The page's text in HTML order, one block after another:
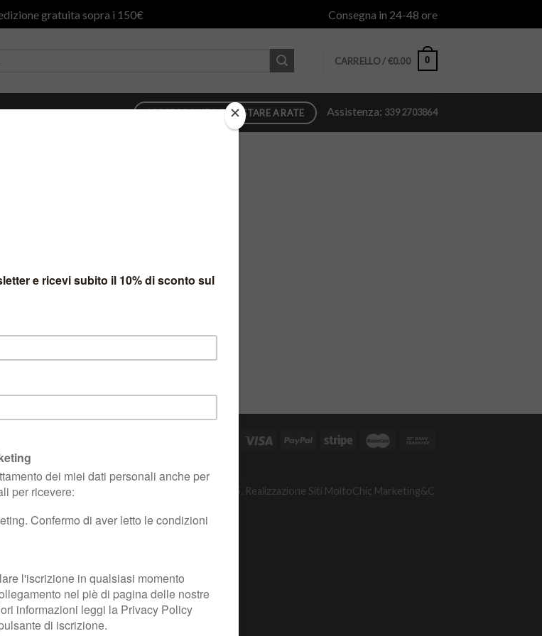
gratuita sopra i 150€ Consegna in 24-48 ore
CARRELLO /€0.00 0
SCOPRI COME ACQUISTARE A RATE Assistenza: 339 2703864
prodotto che corrisponde alla tua selezione.
29, Quarrata (PT) | P.IVA e CF 01401410475. Realizzazione Siti MoltoChic Marketing&C